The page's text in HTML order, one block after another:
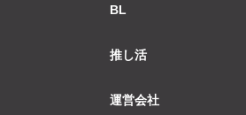
BL
推し活
運営会社